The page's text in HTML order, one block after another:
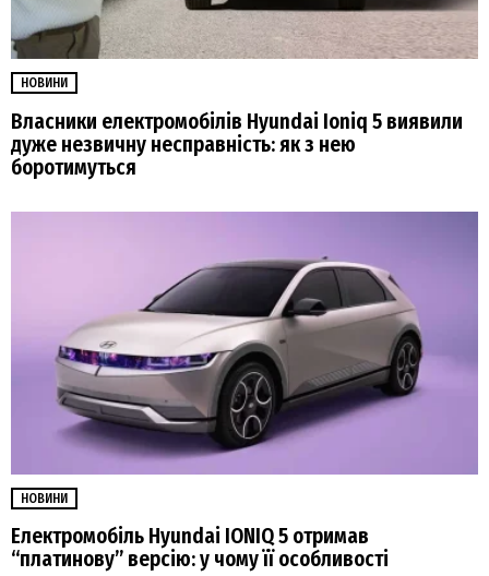
НОВИНИ
Власники електромобілів Hyundai Ioniq 5 виявили
дуже незвичну несправність: як з нею
боротимуться
НОВИНИ
Електромобіль Hyundai IONIQ 5 отримав
“платинову” версію: у чому її особливості